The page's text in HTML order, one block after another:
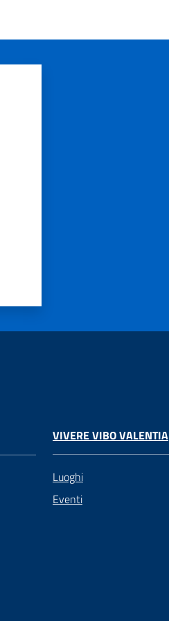
VIVERE VIBO VALENTIA
Luoghi
Eventi